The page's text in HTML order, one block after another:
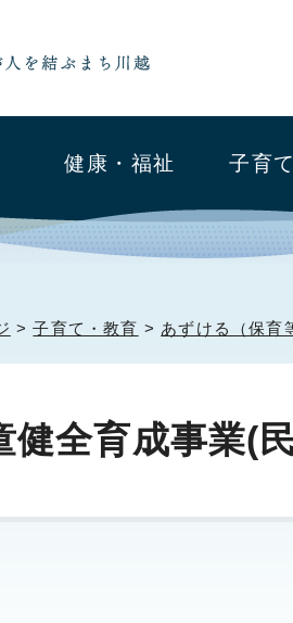
健康・福祉 子育
>子育て・教育 > あずける（保育
健全育成事業(